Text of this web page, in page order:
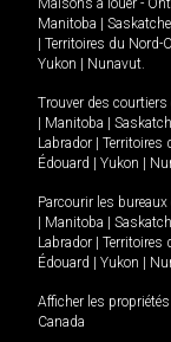
Maisons à louer -
Manitoba |
| Territoires du Nord-
Yukon | Nunavut.
Trouver des courtiers
| Manitoba |
Labrador | Territoires
Édouard | Yukon |
Parcourir les bureaux
| Manitoba |
Labrador | Territoires
Édouard | Yukon |
Afficher les
Canada